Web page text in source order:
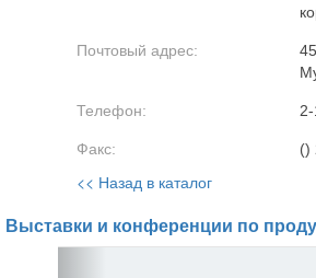
Почтовый адрес:
Телефон:
Факс: ()
<< Назад в каталог
Выставки и конференции по